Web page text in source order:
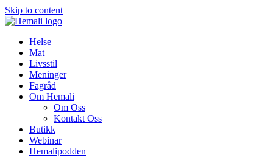
Skip to content
Helse
Mat
Livsstil
Meninger
Fagråd
Om Hemali
Om Oss
Kontakt Oss
Butikk
Webinar
Hemalipodden